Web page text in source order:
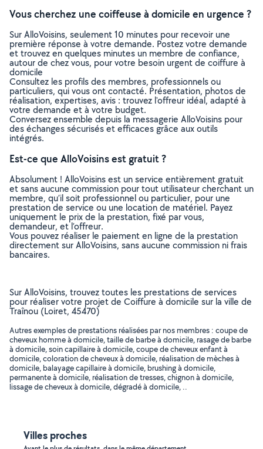
Vous cherchez une coiffeuse à domicile en urgence ?
Sur AlloVoisins, seulement 10 minutes pour recevoir une
première réponse à votre demande. Postez votre demande
et trouvez en quelques minutes un membre de confiance,
autour de chez vous, pour votre besoin urgent de coiffure à
domicile
Consultez les profils des membres, professionnels ou
particuliers, qui vous ont contacté. Présentation, photos de
réalisation, expertises, avis : trouvez l'offreur idéal, adapté à
votre demande et à votre budget.
Conversez ensemble depuis la messagerie AlloVoisins pour
des échanges sécurisés et efficaces grâce aux outils
intégrés.
Est-ce que AlloVoisins est gratuit ?
Absolument ! AlloVoisins est un service entièrement gratuit
et sans aucune commission pour tout utilisateur cherchant un
membre, qu’il soit professionnel ou particulier, pour une
prestation de service ou une location de matériel. Payez
uniquement le prix de la prestation, fixé par vous,
demandeur, et l’offreur.
Vous pouvez réaliser le paiement en ligne de la prestation
directement sur AlloVoisins, sans aucune commission ni frais
bancaires.
Sur AlloVoisins, trouvez toutes les prestations de services
pour réaliser votre projet de Coiffure à domicile sur la ville de
Traînou (Loiret, 45470)
Autres exemples de prestations réalisées par nos membres : coupe de
cheveux homme à domicile, taille de barbe à domicile, rasage de barbe
à domicile, soin capillaire à domicile, coupe de cheveux enfant à
domicile, coloration de cheveux à domicile, réalisation de mèches à
domicile, balayage capillaire à domicile, brushing à domicile,
permanente à domicile, réalisation de tresses, chignon à domicile,
lissage de cheveux à domicile, dégradé à domicile, ..
Villes proches